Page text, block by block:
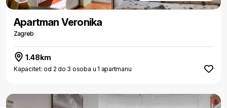
Apartman Veronika
Zagreb
1.48km
Kapacitet: od 2 do 3 osoba u 1 apartmanu